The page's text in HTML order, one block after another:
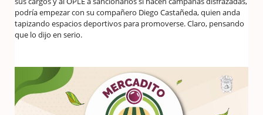
podría empezar con su compañero Diego Castañeda, quien anda
tapizando espacios deportivos para promoverse. Claro, pensando
que lo dijo en serio.